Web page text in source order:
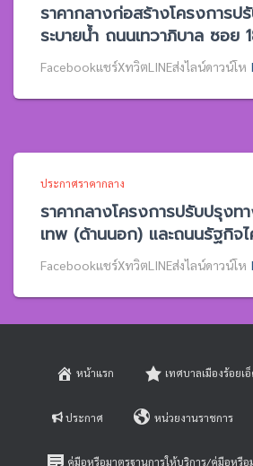
ราคากลางก่อสร้างโครงการป
ระบายน้ำ ถนนเทวาภิบาล ซอย
Facebookแชร์XทวิตLINEส่งไลน์ดาวน์โห
ประกาศราคากลาง
ราคากลางโครงการปรับปรุงท
เทพ (ด้านนอก) และถนนรัฐกิจ
Facebookแชร์XทวิตLINEส่งไลน์ดาวน์โห
หน้าแรก เทศบาลเมืองร้อยเ
ประกาศ หน่วยงานราชการ
คู่มือหรือมาตรฐานการให้บริการ/คู่มือหรื